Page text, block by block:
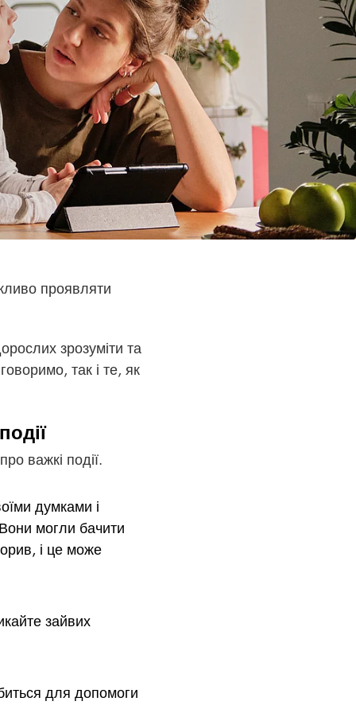
проявляти
зрозуміти та
так і те, як
важкі події.
думками і
могли бачити
і це може
зайвих
для допомоги